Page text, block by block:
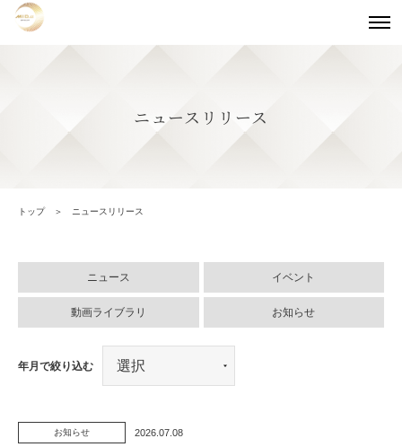
ニュースリリース
トップ ニュースリリース
ニュース イベント
動画ライブラリ お知らせ
年月で絞り込む
お知らせ 2026.07.08